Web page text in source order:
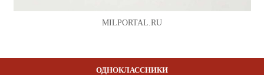
MILPORTAL.RU
ОДНОКЛАССНИКИ